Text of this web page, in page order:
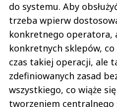
do systemu. Aby
trzeba wpierw
konkretnego operatora,
konkretnych sklepów,
czas takiej operacji, ale
zdefiniowanych zasad
wszystkiego, co wiąże
tworzeniem centralnego